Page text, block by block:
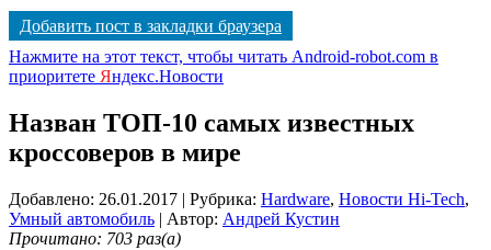
Добавить пост в закладки браузера
Нажмите на этот текст, чтобы читать Android-robot.com в
приоритете Яндекс.Новости
Назван ТОП-10 самых известных
кроссоверов в мире
Добавлено: 26.01.2017 | Рубрика: Hardware, Новости Hi-Tech,
Умный автомобиль | Автор: Андрей Кустин
Прочитано: 703 раз(а)